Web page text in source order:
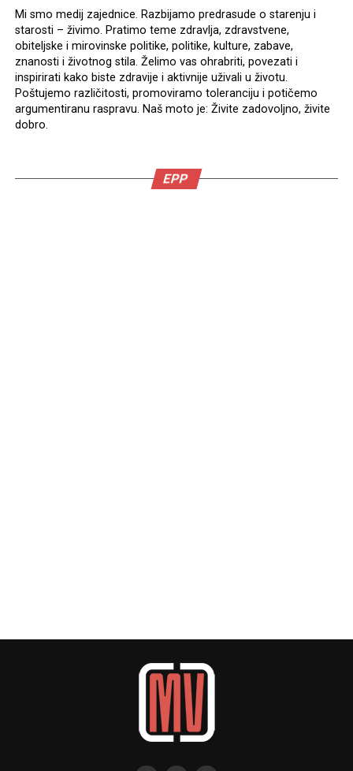
Mi smo medij zajednice. Razbijamo predrasude o starenju i
starosti – živimo. Pratimo teme zdravlja, zdravstvene,
obiteljske i mirovinske politike, politike, kulture, zabave,
znanosti i životnog stila. Želimo vas ohrabriti, povezati i
inspirirati kako biste zdravije i aktivnije uživali u životu.
Poštujemo različitosti, promoviramo toleranciju i potičemo
argumentiranu raspravu. Naš moto je: Živite zadovoljno, živite
dobro.
EPP